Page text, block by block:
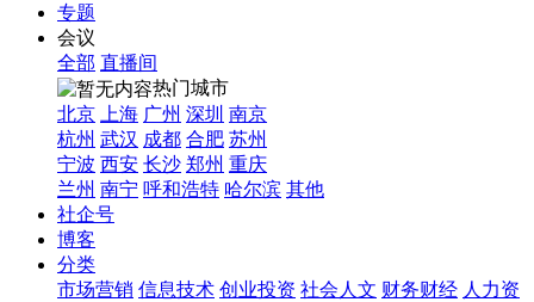
专题
会议
全部 直播间
热门城市
北京
上海 广州 深圳 南京
杭州 武汉 成都 合肥 苏州
宁波 西安 长沙 郑州 重庆
兰州 南宁 呼和浩特 哈尔滨 其他
社企号
博客
分类
市场营销 信息技术 创业投资 社会人文 财务财经 人力资